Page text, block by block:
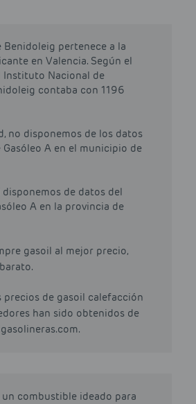
Benidoleig pertenece a la
en Valencia. Según el
Nacional de
contaba con 1196
no disponemos de los datos
A en el municipio de
de datos del
A en la provincia de
gasoil al mejor precio,
precios de gasoil calefacción
han sido obtenidos de
un combustible ideado para